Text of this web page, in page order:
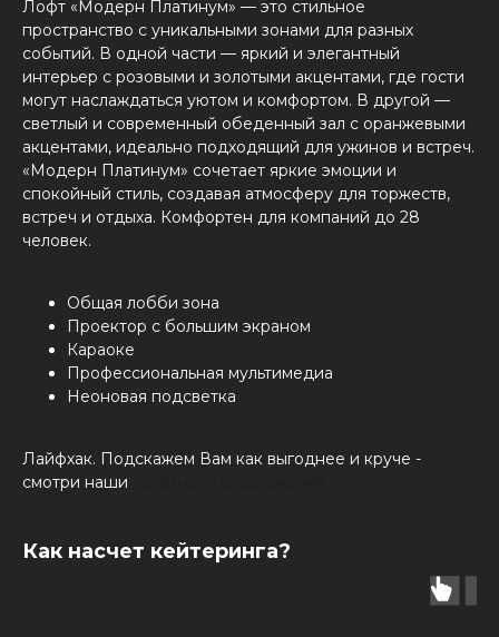
Лофт «Модерн Платинум» — это стильное
пространство с уникальными зонами для разных
событий. В одной части — яркий и элегантный
интерьер с розовыми и золотыми акцентами, где гости
могут наслаждаться уютом и комфортом. В другой —
светлый и современный обеденный зал с оранжевыми
акцентами, идеально подходящий для ужинов и встреч.
«Модерн Платинум» сочетает яркие эмоции и
спокойный стиль, создавая атмосферу для торжеств,
встреч и отдыха. Комфортен для компаний до 28
человек.
Общая лобби зона
Проектор с большим экраном
Караоке
Профессиональная мультимедиа
Неоновая подсветка
Лайфхак. Подскажем Вам как выгоднее и круче -
смотри наши
Как насчет кейтеринга?